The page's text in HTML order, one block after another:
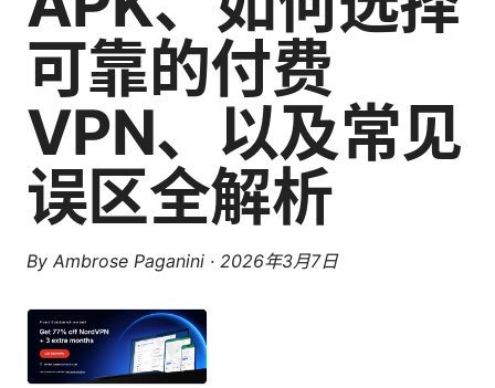
可靠的付费
VPN、以及常见
误区全解析
By Ambrose Paganini · 2026年3月7日